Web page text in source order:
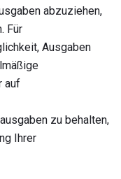
abzuziehen,
Für
Ausgaben
auf
zu behalten,
Ihrer